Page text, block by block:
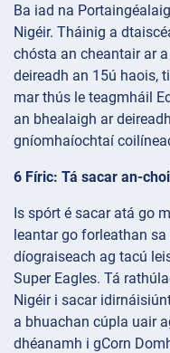
Ba iad na
Nigéir. Tháinig a
chósta an cheantair ar
deireadh an 15ú haois,
mar thús le teagmháil
an bhealaigh ar
gníomhaíochtaí
6 Fíric: Tá sacar an-
Is spórt é sacar atá go
leantar go forleathan
díograiseach ag tacú
Super Eagles. Tá
Nigéir i sacar
a bhuachan cúpla uair
dhéanamh i gCorn